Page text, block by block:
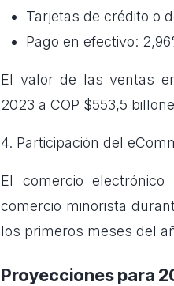
Tarjetas de crédito o
Pago en efectivo:
El valor de las ventas
2023 a COP $553,5
4. Participación del
El comercio
comercio minorista
los primeros meses del
Proyecciones para